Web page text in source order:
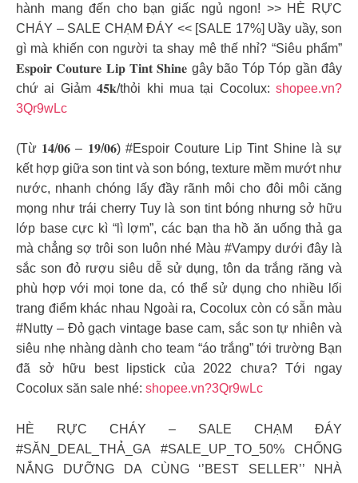
hành mang đến cho bạn giấc ngủ ngon! >> HÈ RỰC
CHÁY – SALE CHẠM ĐÁY << [SALE 17%] Uầy uầy, son
gì mà khiến con người ta shay mê thế nhỉ? “Siêu phẩm”
𝐄𝐬𝐩𝐨𝐢𝐫 𝐂𝐨𝐮𝐭𝐮𝐫𝐞 𝐋𝐢𝐩 𝐓𝐢𝐧𝐭 𝐒𝐡𝐢𝐧𝐞 gây bão Tóp Tóp gần đây
chứ ai Giảm 𝟒𝟓𝐤/thỏi khi mua tại Cocolux: shopee.vn?
3Qr9wLc
(Từ 𝟏𝟒/𝟎𝟔 – 𝟏𝟗/𝟎𝟔) #Espoir Couture Lip Tint Shine là sự
kết hợp giữa son tint và son bóng, texture mềm mướt như
nước, nhanh chóng lấy đầy rãnh môi cho đôi môi căng
mọng như trái cherry Tuy là son tint bóng nhưng sở hữu
lớp base cực kì “lì lợm”, các bạn tha hồ ăn uống thả ga
mà chẳng sợ trôi son luôn nhé Màu #Vampy dưới đây là
sắc son đỏ rượu siêu dễ sử dụng, tôn da trắng răng và
phù hợp với mọi tone da, có thể sử dụng cho nhiều lối
trang điểm khác nhau Ngoài ra, Cocolux còn có sẵn màu
#Nutty – Đỏ gạch vintage base cam, sắc son tự nhiên và
siêu nhẹ nhàng dành cho team “áo trắng” tới trường Bạn
đã sở hữu best lipstick của 2022 chưa? Tới ngay
Cocolux săn sale nhé: shopee.vn?3Qr9wLc
HÈ RỰC CHÁY – SALE CHẠM ĐÁY
#SĂN_DEAL_THẢ_GA #SALE_UP_TO_50% CHỐNG
NẮNG DƯỠNG DA CÙNG ‘’BEST SELLER’’ NHÀ